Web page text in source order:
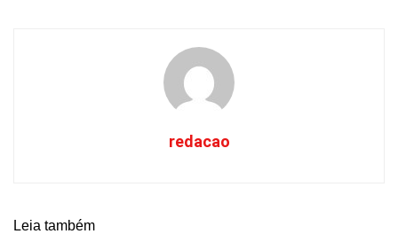
redacao
Leia também